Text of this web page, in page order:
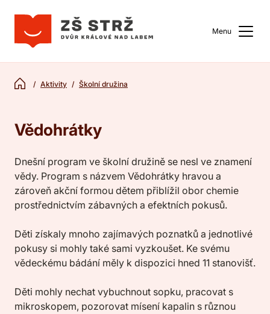
Menu
Aktivity Školní družina
Vědohrátky
Dnešní program ve školní družině se nesl ve znamení
vědy. Program s názvem Vědohrátky hravou a
zároveň akční formou dětem přiblížil obor chemie
prostřednictvím zábavných a efektních pokusů.
Děti získaly mnoho zajímavých poznatků a jednotlivé
pokusy si mohly také sami vyzkoušet. Ke svému
vědeckému bádání měly k dispozici hned 11 stanovišť.
Děti mohly nechat vybuchnout sopku, pracovat s
mikroskopem, pozorovat mísení kapalin s různou